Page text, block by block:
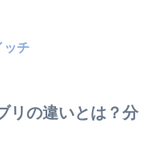
ッチ
リの違いとは？分